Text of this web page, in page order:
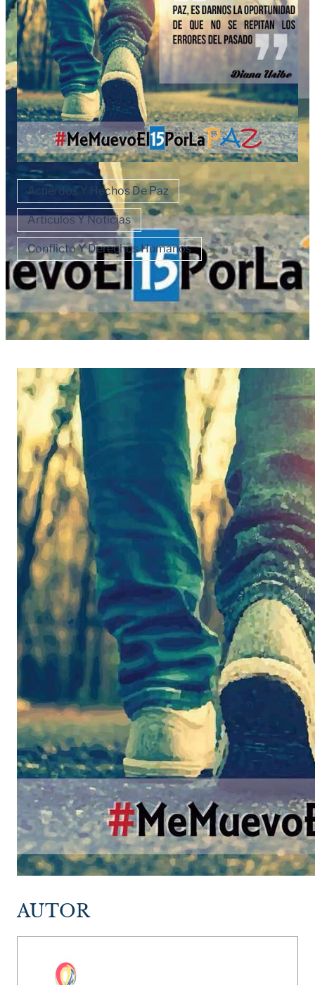
Acuerdos Y Hechos De Paz
Artículos Y Noticias
Conflicto Y Derechos Humanos
AUTOR